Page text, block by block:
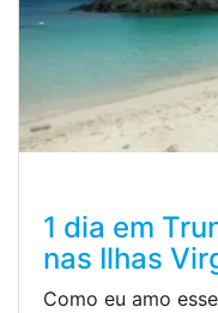
1 dia em
nas Ilhas
Como eu amo